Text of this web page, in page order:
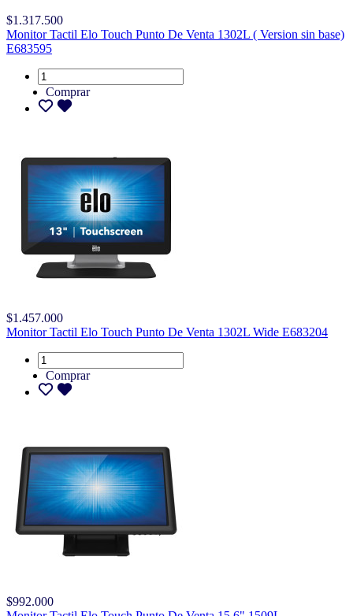
$1.317.500
Monitor Tactil Elo Touch Punto De Venta 1302L ( Version sin base)
E683595
Comprar
$1.457.000
Monitor Tactil Elo Touch Punto De Venta 1302L Wide E683204
Comprar
$992.000